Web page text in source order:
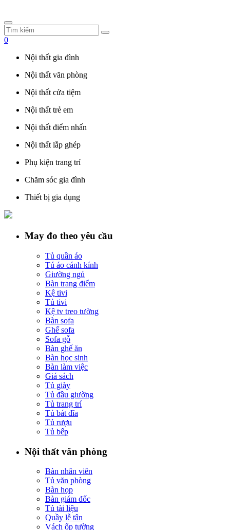
0
Nội thất gia đình
Nội thất văn phòng
Nội thất cửa tiệm
Nội thất trẻ em
Nội thất điểm nhấn
Nội thất lắp ghép
Phụ kiện trang trí
Chăm sóc gia đình
Thiết bị gia dụng
May đo theo yêu cầu
Tủ quần áo
Tú áo cánh kính
Giường ngủ
Bàn trang điểm
Kệ tivi
Tủ tivi
Kệ tv treo tường
Bàn sofa
Ghế sofa
Sofa gỗ
Bàn ghế ăn
Bàn học sinh
Bàn làm việc
Giá sách
Tủ giày
Tủ đầu giường
Tủ trang trí
Tủ bát đĩa
Tủ rượu
Tủ bếp
Nội thất văn phòng
Bàn nhân viên
Tủ văn phòng
Bàn họp
Bàn giám đốc
Tủ tài liệu
Quầy lễ tân
Vách ốp tường